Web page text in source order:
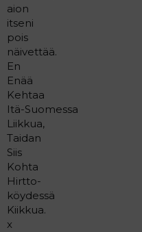
aion
itseni
pois
näivettää.
En
Enää
Kehtaa
Itä-Suomessa
Liikkua,
Taidan
Siis
Kohta
Hirtto-
köydessä
Kiikkua.
x